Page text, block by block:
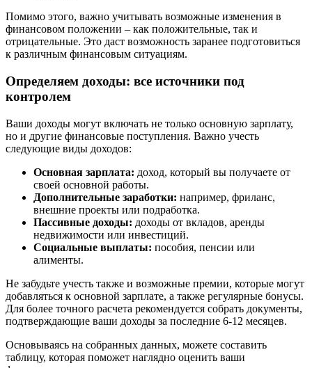
Помимо этого, важно учитывать возможные изменения в
финансовом положении – как положительные, так и
отрицательные. Это даст возможность заранее подготовиться
к различным финансовым ситуациям.
Определяем доходы: все источники под
контролем
Ваши доходы могут включать не только основную зарплату,
но и другие финансовые поступления. Важно учесть
следующие виды доходов:
Основная зарплата: доход, который вы получаете от
своей основной работы.
Дополнительные заработки: например, фриланс,
внешние проекты или подработка.
Пассивные доходы: доходы от вкладов, аренды
недвижимости или инвестиций.
Социальные выплаты: пособия, пенсии или
алименты.
Не забудьте учесть также и возможные премии, которые могут
добавляться к основной зарплате, а также регулярные бонусы.
Для более точного расчета рекомендуется собрать документы,
подтверждающие ваши доходы за последние 6-12 месяцев.
Основываясь на собранных данных, можете составить
таблицу, которая поможет наглядно оценить ваши